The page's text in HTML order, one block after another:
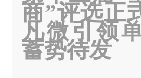
商”评选正
凡微引领
蓄势待发